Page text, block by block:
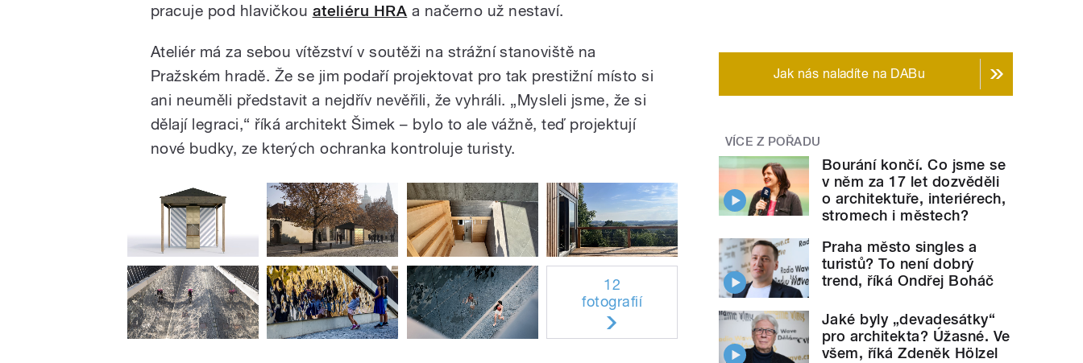
pracuje pod hlavičkou ateliéru HRA a načerno už nestaví.
Ateliér má za sebou vítězství v soutěži na strážní stanoviště na
Pražském hradě. Že se jim podaří projektovat pro tak prestižní místo si
ani neuměli představit a nejdřív nevěřili, že vyhráli. „Mysleli jsme, že si
dělají legraci,“ říká architekt Šimek – bylo to ale vážně, teď projektují
nové budky, ze kterých ochranka kontroluje turisty.
12
fotografií
Jak nás naladíte na DABu
VÍCE Z POŘADU
Bourání končí. Co jsme se
v něm za 17 let dozvěděli
o architektuře, interiérech,
stromech i městech?
Praha město singles a
turistů? To není dobrý
trend, říká Ondřej Boháč
Jaké byly „devadesátky“
pro architekta? Úžasné. Ve
všem, říká Zdeněk Hölzel